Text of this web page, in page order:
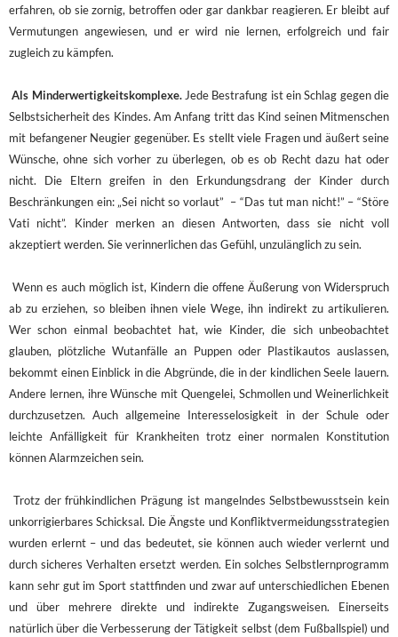
erfahren, ob sie zornig, betroffen oder gar dankbar reagieren. Er bleibt auf
Vermutungen angewiesen, und er wird nie lernen, erfolgreich und fair
zugleich zu kämpfen.
Als Minderwertigkeitskomplexe.Jede Bestrafung ist ein Schlag gegen die
Selbstsicherheit des Kindes. Am Anfang tritt das Kind seinen Mitmenschen
mit befangener Neugier gegenüber. Es stellt viele Fragen und äußert seine
Wünsche, ohne sich vorher zu überlegen, ob es ob Recht dazu hat oder
nicht. Die Eltern greifen in den Erkundungsdrang der Kinder durch
Beschränkungen ein: „Sei nicht so vorlaut” – “Das tut man nicht!” – “Störe
Vati nicht”. Kinder merken an diesen Antworten, dass sie nicht voll
akzeptiert werden. Sie verinnerlichen das Gefühl, unzulänglich zu sein.
Wenn es auch möglich ist, Kindern die offene Äußerung von Widerspruch
ab zu erziehen, so bleiben ihnen viele Wege, ihn indirekt zu artikulieren.
Wer schon einmal beobachtet hat, wie Kinder, die sich unbeobachtet
glauben, plötzliche Wutanfälle an Puppen oder Plastikautos auslassen,
bekommt einen Einblick in die Abgründe, die in der kindlichen Seele lauern.
Andere lernen, ihre Wünsche mit Quengelei, Schmollen und Weinerlichkeit
durchzusetzen. Auch allgemeine Interesselosigkeit in der Schule oder
leichte Anfälligkeit für Krankheiten trotz einer normalen Konstitution
können Alarmzeichen sein.
Trotz der frühkindlichen Prägung ist mangelndes Selbstbewusstsein kein
unkorrigierbares Schicksal. Die Ängste und Konfliktvermeidungsstrategien
wurden erlernt – und das bedeutet, sie können auch wieder verlernt und
durch sicheres Verhalten ersetzt werden. Ein solches Selbstlernprogramm
kann sehr gut im Sport stattfinden und zwar auf unterschiedlichen Ebenen
und über mehrere direkte und indirekte Zugangsweisen. Einerseits
natürlich über die Verbesserung der Tätigkeit selbst (dem Fußballspiel) und